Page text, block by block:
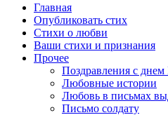
Главная
Опубликовать стих
Стихи о любви
Ваши стихи и признания
Прочее
Поздравления с днем
Любовные истории
Любовь в письмах
Письмо солдату